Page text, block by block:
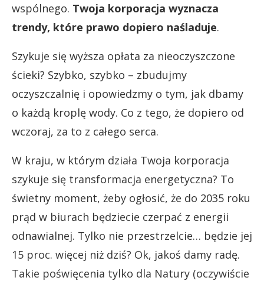
wspólnego. Twoja korporacja wyznacza
trendy, które prawo dopiero naśladuje.
Szykuje się wyższa opłata za nieoczyszczone
ścieki? Szybko, szybko – zbudujmy
oczyszczalnię i opowiedzmy o tym, jak dbamy
o każdą kroplę wody. Co z tego, że dopiero od
wczoraj, za to z całego serca.
W kraju, w którym działa Twoja korporacja
szykuje się transformacja energetyczna? To
świetny moment, żeby ogłosić, że do 2035 roku
prąd w biurach będziecie czerpać z energii
odnawialnej. Tylko nie przestrzelcie… będzie jej
15 proc. więcej niż dziś? Ok, jakoś damy radę.
Takie poświęcenia tylko dla Natury (oczywiście